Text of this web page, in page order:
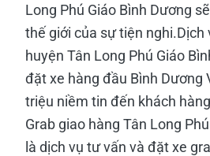
Long Phú Giáo Bình Dương
thế giới của sự tiện nghi.Dịch
huyện Tân Long Phú Giáo
đặt xe hàng đầu Bình Dương
triệu niềm tin đến khách
Grab giao hàng Tân Long
là dịch vụ tư vấn và đặt xe